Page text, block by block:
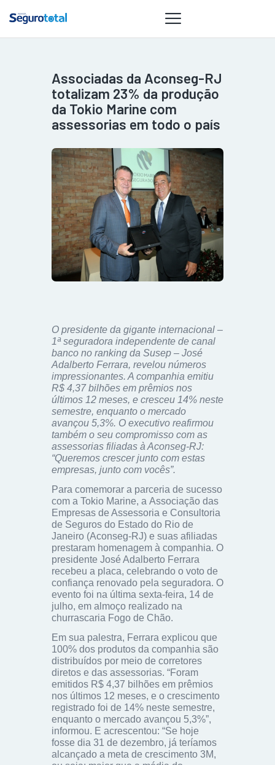
NOTÍCIAS
REVISTA
ESPECIAIS
OURO
ST SUMMIT
MULHERES
GESTORAS
HOMEST
HOME
Associadas da Aconseg-RJ
totalizam 23% da produção
da Tokio Marine com
assessorias em todo o país
O presidente da gigante internacional –
1ª seguradora independente de canal
banco no ranking da Susep – José
Adalberto Ferrara, revelou números
impressionantes. A companhia emitiu
R$ 4,37 bilhões em prêmios nos
últimos 12 meses, e cresceu 14% neste
semestre, enquanto o mercado
avançou 5,3%. O executivo reafirmou
também o seu compromisso com as
assessorias filiadas à Aconseg-RJ:
“Queremos crescer junto com estas
empresas, junto com vocês”.
Para comemorar a parceria de sucesso
com a Tokio Marine, a Associação das
Empresas de Assessoria e Consultoria
de Seguros do Estado do Rio de
Janeiro (Aconseg-RJ) e suas afiliadas
prestaram homenagem à companhia. O
presidente José Adalberto Ferrara
recebeu a placa, celebrando o voto de
confiança renovado pela seguradora. O
evento foi na última sexta-feira, 14 de
julho, em almoço realizado na
churrascaria Fogo de Chão.
Em sua palestra, Ferrara explicou que
100% dos produtos da companhia são
distribuídos por meio de corretores
diretos e das assessorias. “Foram
emitidos R$ 4,37 bilhões em prêmios
nos últimos 12 meses, e o crescimento
registrado foi de 14% neste semestre,
enquanto o mercado avançou 5,3%”,
informou. E acrescentou: “Se hoje
fosse dia 31 de dezembro, já teríamos
alcançado a meta de crescimento 3M,